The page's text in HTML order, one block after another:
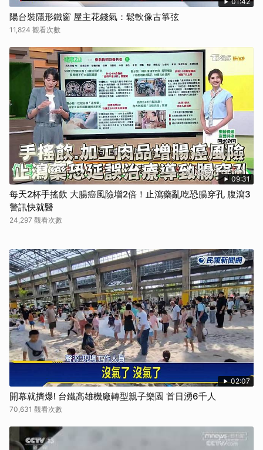
陽台裝隱形鐵窗 屋主花錢氣：鬆軟像古箏弦
11,824 觀看次數
09:31
每天2杯手搖飲 大腸癌風險增2倍！止瀉藥亂吃恐腸穿孔 腹瀉3
警訊快就醫
24,297 觀看次數
02:07
開幕就擠爆! 台鐵高雄機廠轉型親子樂園 首日湧6千人
70,631 觀看次數